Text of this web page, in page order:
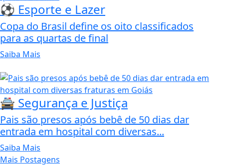
⚽ Esporte e Lazer
Copa do Brasil define os oito classificados
para as quartas de final
Saiba Mais
🚔 Segurança e Justiça
Pais são presos após bebê de 50 dias dar
entrada em hospital com diversas...
Saiba Mais
Mais Postagens